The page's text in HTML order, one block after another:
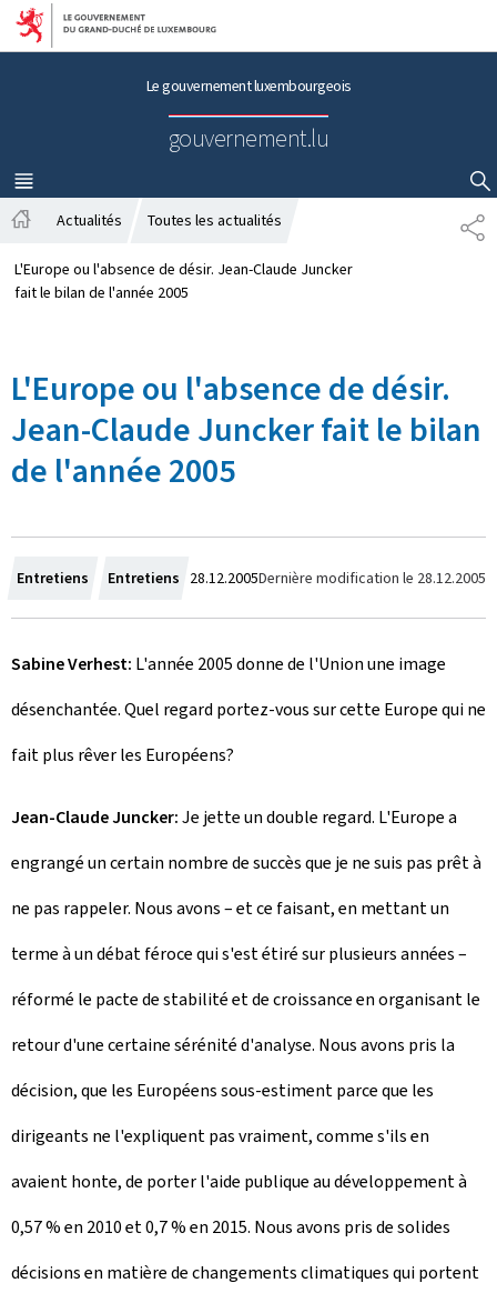
Aller au menu principal
Aller au contenu
Le gouvernement luxembourgeois
gouvernement.lu
MENU
PRINCIPAL
AFFICHER / MASQUER LA RECHERCHE
P
A
c
c
l
Actualités Toutes les actualités
L'Europe ou l'absence de désir. Jean-Claude Juncker
fait le bilan de l'année 2005
L'Europe ou l'absence de désir.
Jean-Claude Juncker fait le bilan
de l'année 2005
Entretiens Entretiens C
r
é
e
l
28.12.2005Dernière modification le 28.12.2005
Sabine Verhest: L'année 2005 donne de l'Union une image
désenchantée. Quel regard portez-vous sur cette Europe qui ne
fait plus rêver les Européens?
Jean-Claude Juncker:Je jette un double regard. L'Europe a
engrangé un certain nombre de succès que je ne suis pas prêt à
ne pas rappeler. Nous avons – et ce faisant, en mettant un
terme à un débat féroce qui s'est étiré sur plusieurs années –
réformé le pacte de stabilité et de croissance en organisant le
retour d'une certaine sérénité d'analyse. Nous avons pris la
décision, que les Européens sous-estiment parce que les
dirigeants ne l'expliquent pas vraiment, comme s'ils en
avaient honte, de porter l'aide publique au développement à
0,57 % en 2010 et 0,7 % en 2015. Nous avons pris de solides
décisions en matière de changements climatiques qui portent